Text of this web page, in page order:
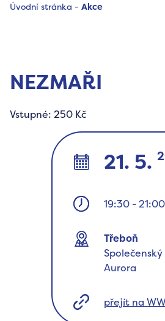
Úvodní stránka - Akce
NEZMAŘI
Vstupné: 250 Kč
21. 5.
19:30 - 21:00
Třeboň
Aurora
přejít na